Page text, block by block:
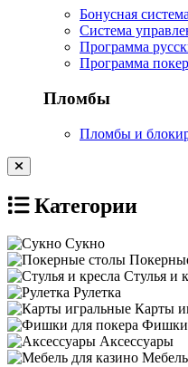
Бонусная система
Система
Программа
Программа
Пломбы
Пломбы и
Категории
Сукно
Стулья и
Рулетка
Карты
Фишки
Аксессуары